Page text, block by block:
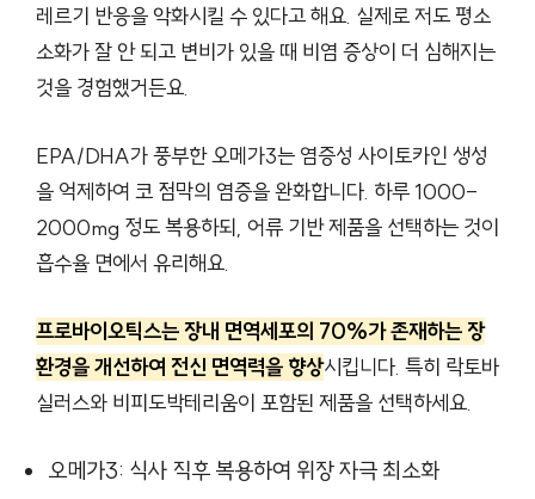
레르기 반응을 악화시킬 수 있다고 해요. 실제로 저도 평소
소화가 잘 안 되고 변비가 있을 때 비염 증상이 더 심해지는
것을 경험했거든요.
EPA/DHA가 풍부한 오메가3는 염증성 사이토카인 생성
을 억제하여 코 점막의 염증을 완화합니다. 하루 1000-
2000mg 정도 복용하되, 어류 기반 제품을 선택하는 것이
흡수율 면에서 유리해요.
프로바이오틱스는 장내 면역세포의 70%가 존재하는 장
환경을 개선하여 전신 면역력을 향상시킵니다. 특히 락토바
실러스와 비피도박테리움이 포함된 제품을 선택하세요.
오메가3: 식사 직후 복용하여 위장 자극 최소화